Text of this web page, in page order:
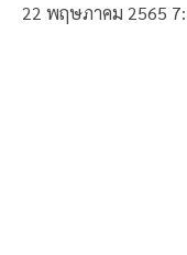
22 พฤษภาคม 2565